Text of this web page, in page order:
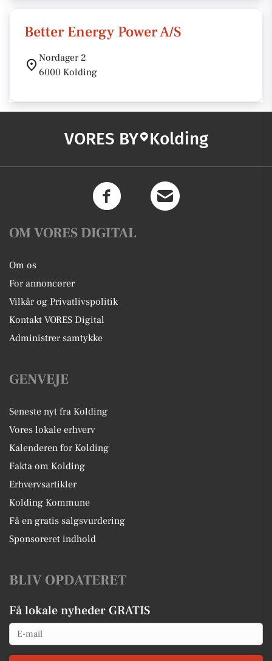
Better Energy Power A/S
Nordager 2
6000 Kolding
VORES BY Kolding
OM VORES DIGITAL
Om os
For annoncører
Vilkår og Privatlivspolitik
Kontakt VORES Digital
Administrer samtykke
GENVEJE
Seneste nyt fra Kolding
Vores lokale erhverv
Kalenderen for Kolding
Fakta om Kolding
Erhvervsartikler
Kolding Kommune
Få en gratis salgsvurdering
Sponsoreret indhold
BLIV OPDATERET
Få lokale nyheder GRATIS
Email